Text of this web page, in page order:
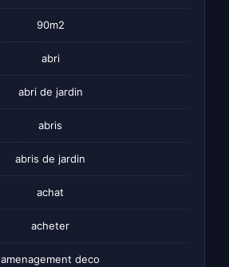
90m2
abri
abri de jardin
abris
abris de jardin
achat
acheter
amenagement deco